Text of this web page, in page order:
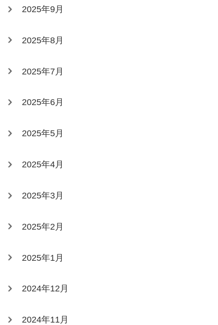
2025年9月
2025年8月
2025年7月
2025年6月
2025年5月
2025年4月
2025年3月
2025年2月
2025年1月
2024年12月
2024年11月